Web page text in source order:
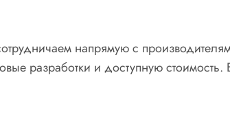
напрямую с
разработки и доступную